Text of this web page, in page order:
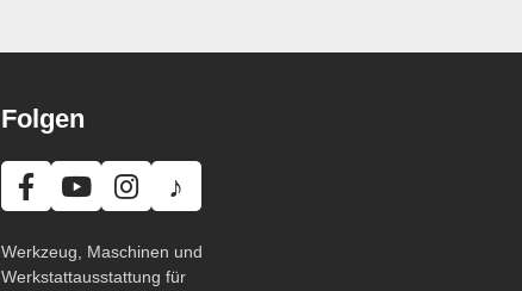
Folgen
♪
Werkzeug, Maschinen und
Werkstattausstattung für